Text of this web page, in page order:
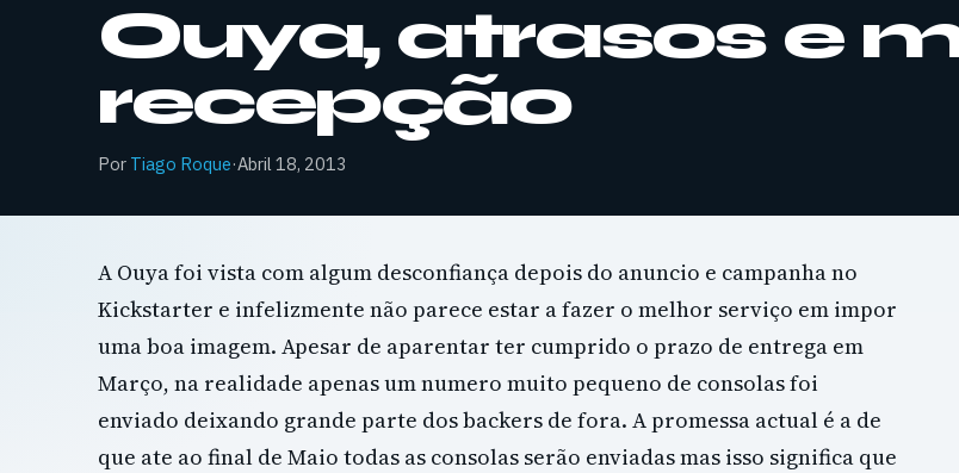
Ouya, atrasos e
recepção
Por Tiago Roque·Abril 18, 2013
A Ouya foi vista com algum desconfiança depois do anuncio e campanha no
Kickstarter e infelizmente não parece estar a fazer o melhor serviço em impor
uma boa imagem. Apesar de aparentar ter cumprido o prazo de entrega em
Março, na realidade apenas um numero muito pequeno de consolas foi
enviado deixando grande parte dos backers de fora. A promessa actual é a de
que ate ao final de Maio todas as consolas serão enviadas mas isso significa que